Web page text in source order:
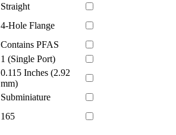
Straight
4-Hole Flange
Contains PFAS
1 (Single Port)
0.115 Inches (2.92
mm)
Subminiature
165